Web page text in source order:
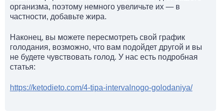
организма, поэтому немного увеличьте их — в
частности, добавьте жира.
Наконец, вы можете пересмотреть свой график
голодания, возможно, что вам подойдет другой и вы
не будете чувствовать голод. У нас есть подробная
статья:
https://ketodieto.com/4-tipa-intervalnogo-golodaniya/